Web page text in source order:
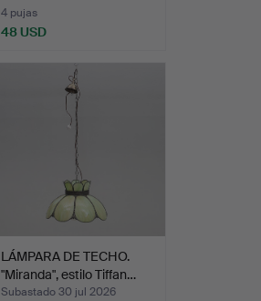
4 pujas
48 USD
LÁMPARA DE TECHO.
"Miranda", estilo Tiffan…
Subastado 30 jul 2026